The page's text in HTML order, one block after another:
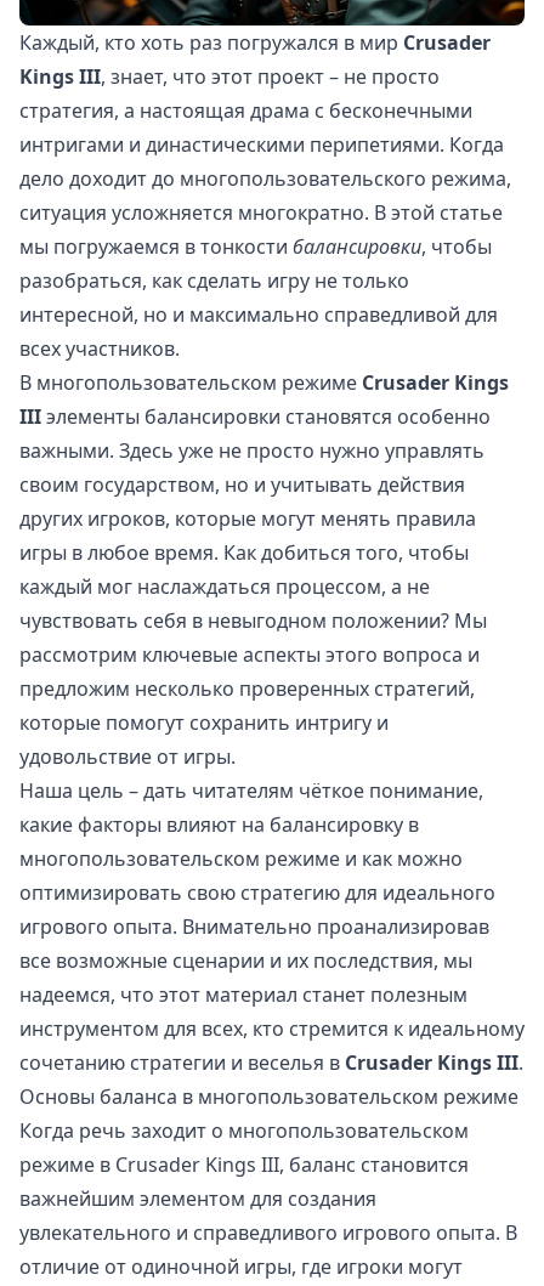
Каждый, кто хоть раз погружался в мир Crusader
Kings III, знает, что этот проект – не просто
стратегия, а настоящая драма с бесконечными
интригами и династическими перипетиями. Когда
дело доходит до многопользовательского режима,
ситуация усложняется многократно. В этой статье
мы погружаемся в тонкости балансировки, чтобы
разобраться, как сделать игру не только
интересной, но и максимально справедливой для
всех участников.
В многопользовательском режиме Crusader Kings
IIIэлементы балансировки становятся особенно
важными. Здесь уже не просто нужно управлять
своим государством, но и учитывать действия
других игроков, которые могут менять правила
игры в любое время. Как добиться того, чтобы
каждый мог наслаждаться процессом, а не
чувствовать себя в невыгодном положении? Мы
рассмотрим ключевые аспекты этого вопроса и
предложим несколько проверенных стратегий,
которые помогут сохранить интригу и
удовольствие от игры.
Наша цель – дать читателям чёткое понимание,
какие факторы влияют на балансировку в
многопользовательском режиме и как можно
оптимизировать свою стратегию для идеального
игрового опыта. Внимательно проанализировав
все возможные сценарии и их последствия, мы
надеемся, что этот материал станет полезным
инструментом для всех, кто стремится к идеальному
сочетанию стратегии и веселья в Crusader Kings III.
Основы баланса в многопользовательском режиме
Когда речь заходит о многопользовательском
режиме в Crusader Kings III, баланс становится
важнейшим элементом для создания
увлекательного и справедливого игрового опыта. В
отличие от одиночной игры, где игроки могут